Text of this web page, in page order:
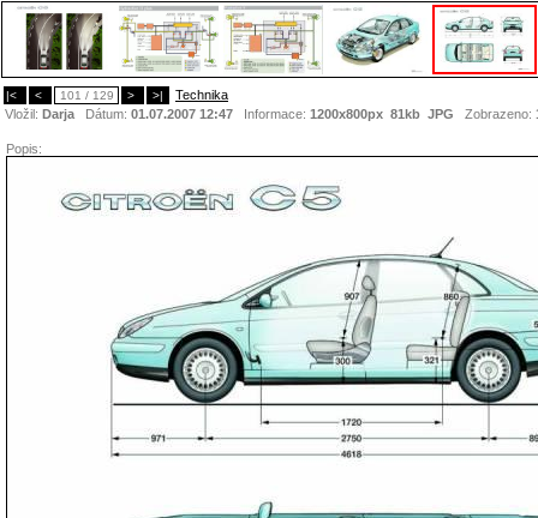
|< < 101 / 129 > >|
Technika
Vložil: Darja Dátum: 01.07.2007 12:47 Informace: 1200x800px 81kb JPG Zobrazeno:
Popis: